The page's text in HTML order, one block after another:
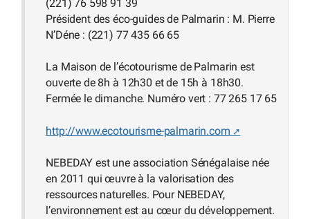
(221) 76 598 91 39
Président des éco-guides de Palmarin : M. Pierre
N’Déne : (221) 77 435 66 65
La Maison de l’écotourisme de Palmarin est
ouverte de 8h à 12h30 et de 15h à 18h30.
Fermée le dimanche. Numéro vert : 77 265 17 65
http://www.ecotourisme-palmarin.com
NEBEDAY est une association Sénégalaise née
en 2011 qui œuvre à la valorisation des
ressources naturelles. Pour NEBEDAY,
l’environnement est au cœur du développement.